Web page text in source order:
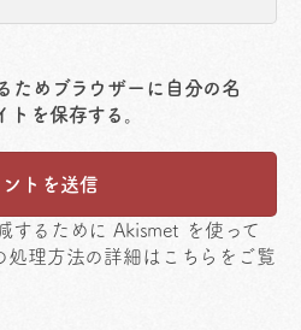
ためブラウザーに自分の名
トを保存する。
するために Akismet を使って
処理方法の詳細はこちらをご覧